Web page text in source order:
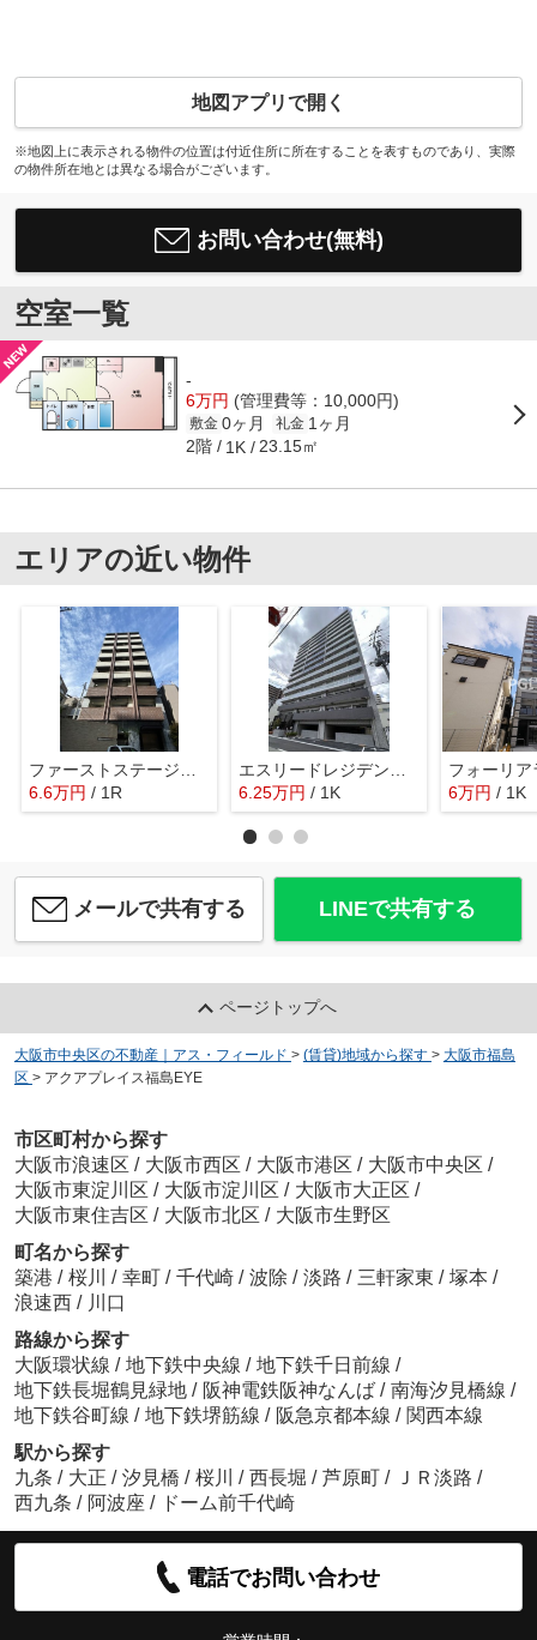
地図アプリで開く
※地図上に表示される物件の位置は付近住所に所在することを表すものであり、実際
の物件所在地とは異なる場合がございます。
お問い合わせ(無料)
空室一覧
-
6万円 (管理費等：10,000円)
敷金 0ヶ月 礼金 1ヶ月
2階 1K 23.15㎡
エリアの近い物件
6.6万円 / 1R
6.25万円 / 1K 6万円 / 1K
メールで共有する LINEで共有する
ページトップへ
大阪市中央区の不動産｜アス・フィールド > (賃貸)地域から探す > 大阪市福島
区 > アクアプレイス福島EYE
市区町村から探す
大阪市浪速区 / 大阪市西区 / 大阪市港区 / 大阪市中央区 /
大阪市東淀川区 / 大阪市淀川区 / 大阪市大正区 /
大阪市東住吉区 / 大阪市北区 / 大阪市生野区
町名から探す
築港 / 桜川 / 幸町 / 千代崎 / 波除 / 淡路 / 三軒家東 / 塚本 /
浪速西 / 川口
路線から探す
大阪環状線 / 地下鉄中央線 / 地下鉄千日前線 /
地下鉄長堀鶴見緑地 / 阪神電鉄阪神なんば / 南海汐見橋線 /
地下鉄谷町線 / 地下鉄堺筋線 / 阪急京都本線 / 関西本線
駅から探す
九条 / 大正 / 汐見橋 / 桜川 / 西長堀 / 芦原町 / ＪＲ淡路 /
西九条 / 阿波座 / ドーム前千代崎
電話でお問い合わせ